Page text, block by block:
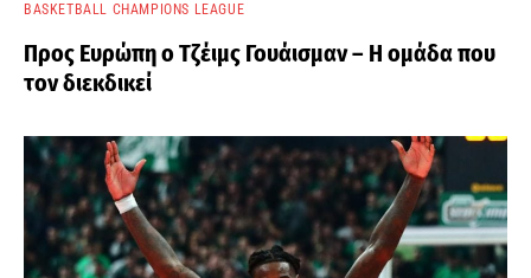
BASKETBALL CHAMPIONS LEAGUE
Προς Ευρώπη ο Τζέιμς Γουάισμαν – Η ομάδα που
τον διεκδικεί